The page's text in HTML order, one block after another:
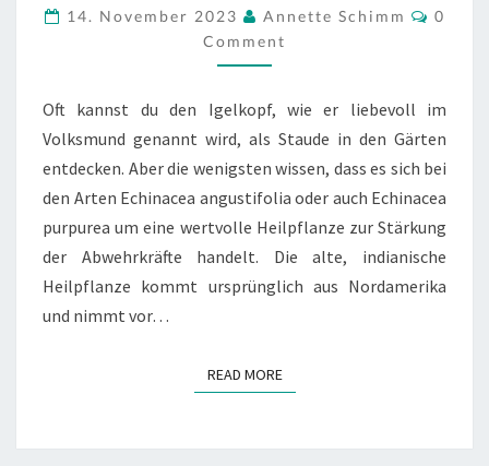
ZUR
STÄRKUNG
DER
14. November 2023 Annette Schimm
0
Comment
Oft kannst du den Igelkopf, wie er liebevoll im
Volksmund genannt wird, als Staude in den Gärten
entdecken. Aber die wenigsten wissen, dass es sich bei
den Arten Echinacea angustifolia oder auch Echinacea
purpurea um eine wertvolle Heilpflanze zur Stärkung
der Abwehrkräfte handelt. Die alte, indianische
Heilpflanze kommt ursprünglich aus Nordamerika
und nimmt vor…
READ MOREREAD MORE